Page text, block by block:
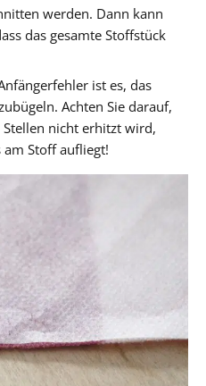
werden. Dann kann
das gesamte Stoffstück
ist es, das
Achten Sie darauf,
Stellen nicht erhitzt wird,
Stoff aufliegt!